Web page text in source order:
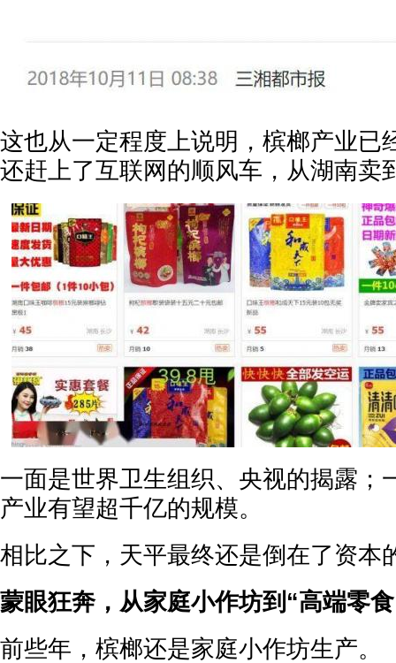
这也从一定程度上说明，槟榔产业已
还赶上了互联网的顺风车，从湖南卖
一面是世界卫生组织、央视的揭露；
产业有望超千亿的规模。
相比之下，天平最终还是倒在了资本
蒙眼狂奔，从家庭小作坊到“高端零
前些年，槟榔还是家庭小作坊生产。